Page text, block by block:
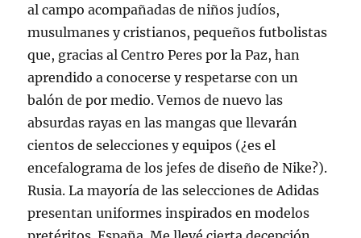
al campo acompañadas de niños judíos,
musulmanes y cristianos, pequeños futbolistas
que, gracias al Centro Peres por la Paz, han
aprendido a conocerse y respetarse con un
balón de por medio. Vemos de nuevo las
absurdas rayas en las mangas que llevarán
cientos de selecciones y equipos (¿es el
encefalograma de los jefes de diseño de Nike?).
Rusia. La mayoría de las selecciones de Adidas
presentan uniformes inspirados en modelos